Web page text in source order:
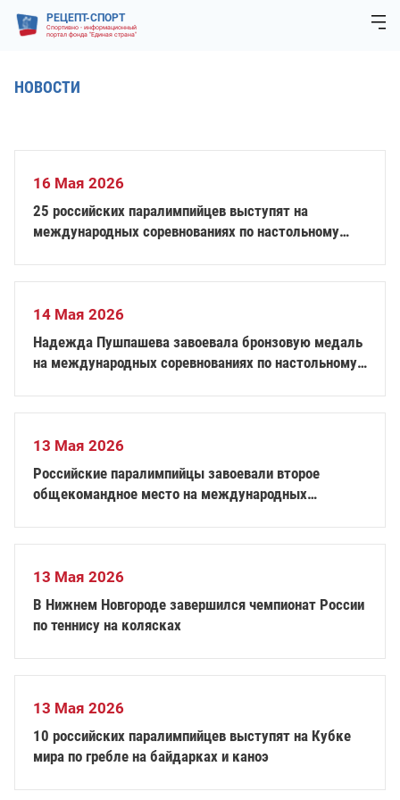
РЕЦЕПТ-СПОРТ
Спортивно - информационный
портал фонда "Единая страна"
НОВОСТИ
16 Мая 2026
25 российских паралимпийцев выступят на
международных соревнованиях по настольному
14 Мая 2026
Надежда Пушпашева завоевала бронзовую медаль
на международных соревнованиях по настольному
13 Мая 2026
Российские паралимпийцы завоевали второе
общекомандное место на международных
13 Мая 2026
В Нижнем Новгороде завершился чемпионат России
по теннису на колясках
13 Мая 2026
10 российских паралимпийцев выступят на Кубке
мира по гребле на байдарках и каноэ